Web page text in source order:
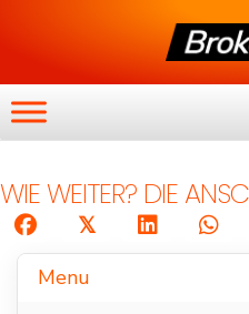
WIE WEITER? DIE
𝕏
Menu